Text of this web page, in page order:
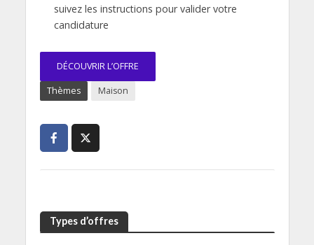
suivez les instructions pour valider votre
candidature
DÉCOUVRIR L’OFFRE
Thèmes Maison
Types d’offres